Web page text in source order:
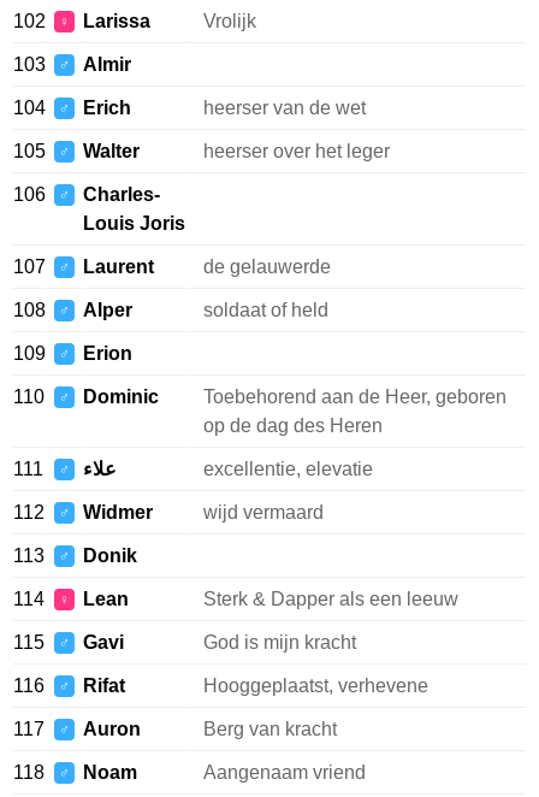
102 ♀ Larissa Vrolijk
103 ♂ Almir
104 ♂ Erich heerser van de wet
105 ♂ Walter heerser over het leger
106 ♂
Charles-
Louis Joris
107 ♂ Laurent de gelauwerde
108 ♂ Alper soldaat of held
109 ♂ Erion
110 ♂ Dominic
Toebehorend aan de Heer, geboren
op de dag des Heren
111 ♂ علاء excellentie, elevatie
112 ♂ Widmer wijd vermaard
113 ♂ Donik
114 ♀ Lean Sterk & Dapper als een leeuw
115 ♂ Gavi God is mijn kracht
116 ♂ Rifat Hooggeplaatst, verhevene
117 ♂ Auron Berg van kracht
118 ♂ Noam Aangenaam vriend